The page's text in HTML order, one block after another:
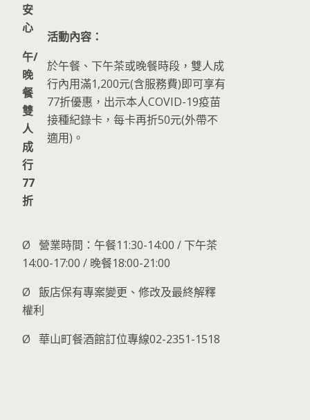
安
心
午/
晚
餐
雙
人
成
行
77
折
活動內容：
於午餐、下午茶或晚餐時段，雙人成
行內用滿1,200元(含服務費)即可享有
77折優惠，出示本人COVID-19疫苗
接種紀錄卡，每卡再折50元(外帶不
適用)。
Ø 營業時間：午餐11:30-14:00 / 下午茶
14:00-17:00 / 晚餐18:00-21:00
Ø 飯店保有專案變更、修改及最終解釋
權利
Ø 華山町餐酒館訂位專線02-2351-1518